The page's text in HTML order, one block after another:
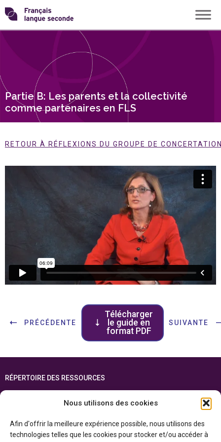
Nous utilisons des cookies
Afin d'offrir la meilleure expérience possible, nous utilisons des
technologies telles que les cookies pour stocker et/ou accéder à
Skip
to
content
Transformons
langue
Partie B: Les parents et la collectivité
comme partenaires en FLS
RETOUR À RÉFLEXIONS DU GROUPE DE
PRÉCÉDENTE
Télécharger
le guide en
format PDF
SUIVANTE
RÉPERTOIRE DES RESSOURCES
FOIRE AUX QUESTIONS
ENGLISH